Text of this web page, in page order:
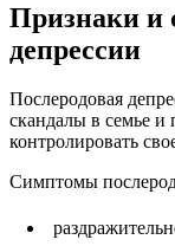
Признаки и
депрессии
Послеродовая
скандалы в семье и
контролировать
Симптомы